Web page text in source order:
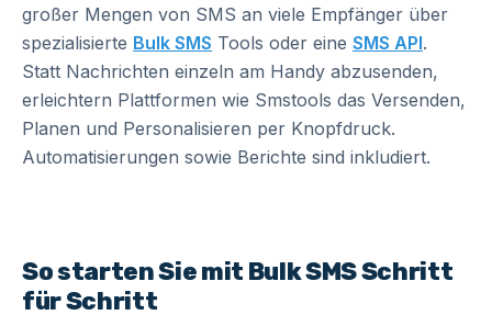
großer Mengen von SMS an viele Empfänger über
spezialisierte Bulk SMS Tools oder eine SMS API.
Statt Nachrichten einzeln am Handy abzusenden,
erleichtern Plattformen wie Smstools das Versenden,
Planen und Personalisieren per Knopfdruck.
Automatisierungen sowie Berichte sind inkludiert.
So starten Sie mit Bulk SMS Schritt
für Schritt